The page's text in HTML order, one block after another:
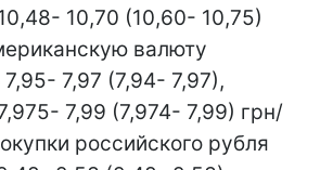
10,70 (10,60- 10,75)
валюту
7,97 (7,94- 7,97),
7,99 (7,974- 7,99) грн/
российского рубля